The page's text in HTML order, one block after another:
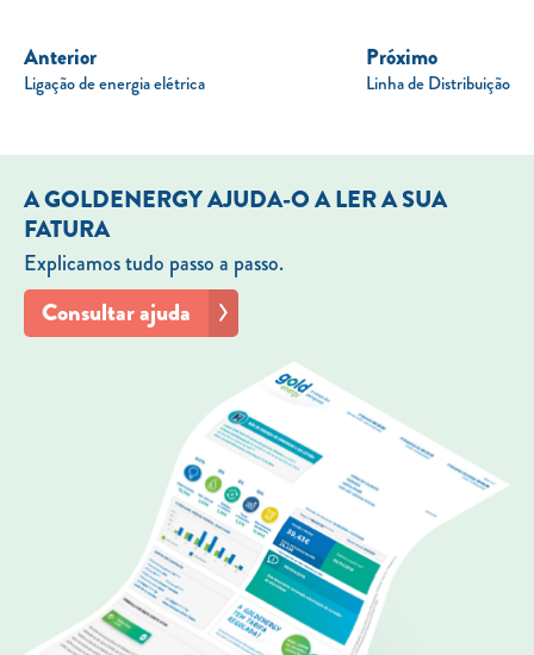
Anterior
Ligação de energia elétrica
Próximo
Linha de Distribuição
A GOLDENERGY AJUDA-O A LER A SUA
FATURA
Explicamos tudo passo a passo.
Consultar ajuda